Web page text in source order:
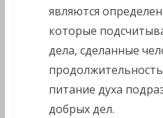
являются
которые
дела, сделанные
питание духа
добрых дел.